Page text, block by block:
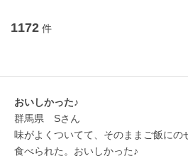
1172 件
おいしかった♪
群馬県 Sさん
味がよくついてて、そのままご飯にの
食べられた。おいしかった♪